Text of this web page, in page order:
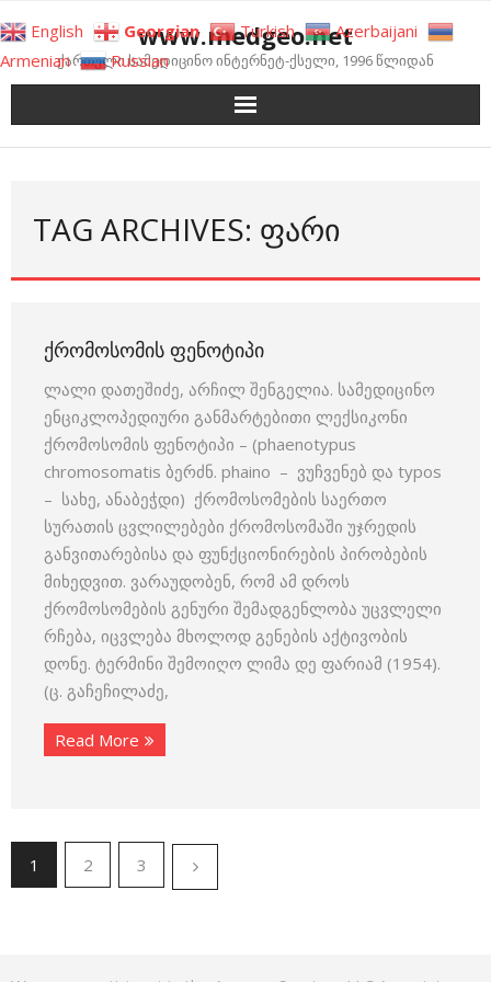
to
content
www.medgeo.net
ქართული სამედიცინო ინტერნეტ-ქსელი, 1996 წლიდან
TAG ARCHIVES: ᲤᲐᲠᲘ
ᲥᲠᲝᲛᲝᲡᲝᲛᲘᲡ ᲤᲔᲜᲝᲢᲘᲞᲘ
ლალი დათეშიძე, არჩილ შენგელია. სამედიცინო
ენციკლოპედიური განმარტებითი ლექსიკონი
ქრომოსომის ფენოტიპი – (phaenotypus
chromosomatis ბერძნ. phaino – ვუჩვენებ და typos
– სახე, ანაბეჭდი) ქრომოსომების სა­ერ­თო
სურათის ცვლილებები ქრომოსომაში უჯრედის
განვითა­რებისა და ფუნქციონირების პირობების
მიხედვით. ვარაუდობენ, რომ ამ დროს
ქრომოსომების გენური შემადგენლობა უცვლელი
რჩება, იცვლება მხოლოდ გენების აქტივობის
დონე. ტერმინი შემოიღო ლიმა დე ფარიამ (1954).
(ც. გაჩეჩილაძე,
Read More
1 2 3
English Georgian Turkish
Azerbaijani
Armenian
Russian